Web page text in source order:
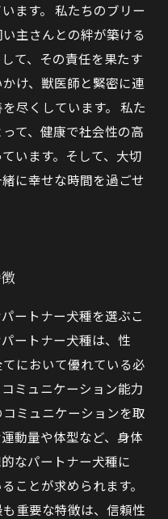
ます。 私たちのブリー
主さんとの絆が築ける
て、その責任を果たす
け、獣医師と緊密に連
尽くしています。 私た
て、健康で社会性の高
います。そして、大切
に幸せな時間を過ごせ
ートナー犬種を選ぶこ
ートナー犬種は、性
において優れている必
ミュニケーション能力
ミュニケーションを取
動量や体型など、身体
なパートナー犬種に
ことが求められます。
重要な特徴は、信頼性